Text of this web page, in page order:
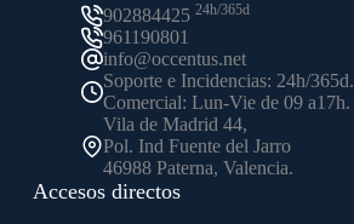
902884425 24h/365d
961190801
info@occentus.net
Soporte e Incidencias: 24h/365d.
Comercial: Lun-Vie de 09 a17h.
Vila de Madrid 44,
Pol. Ind Fuente del Jarro
46988 Paterna, Valencia.
Accesos directos